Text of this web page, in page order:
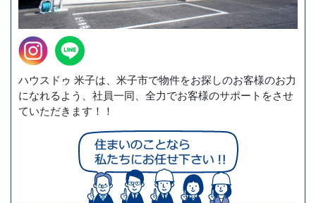
ハウスドゥ 米子は、米子市で物件をお探しのお客様のお力
になれるよう、社員一同、全力でお客様のサポートをさせ
ていただきます！！